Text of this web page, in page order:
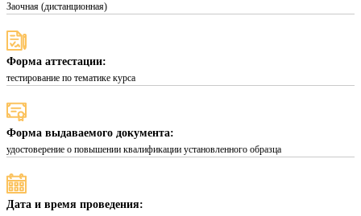
Заочная (дистанционная)
Форма аттестации:
тестирование по тематике курса
Форма выдаваемого документа:
удостоверение о повышении квалификации установленного образца
Дата и время проведения: